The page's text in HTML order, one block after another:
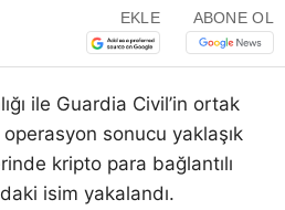
EKLE ABONE OL
ile Guardia Civil’in ortak
sonucu yaklaşık
kripto para bağlantılı
isim yakalandı.